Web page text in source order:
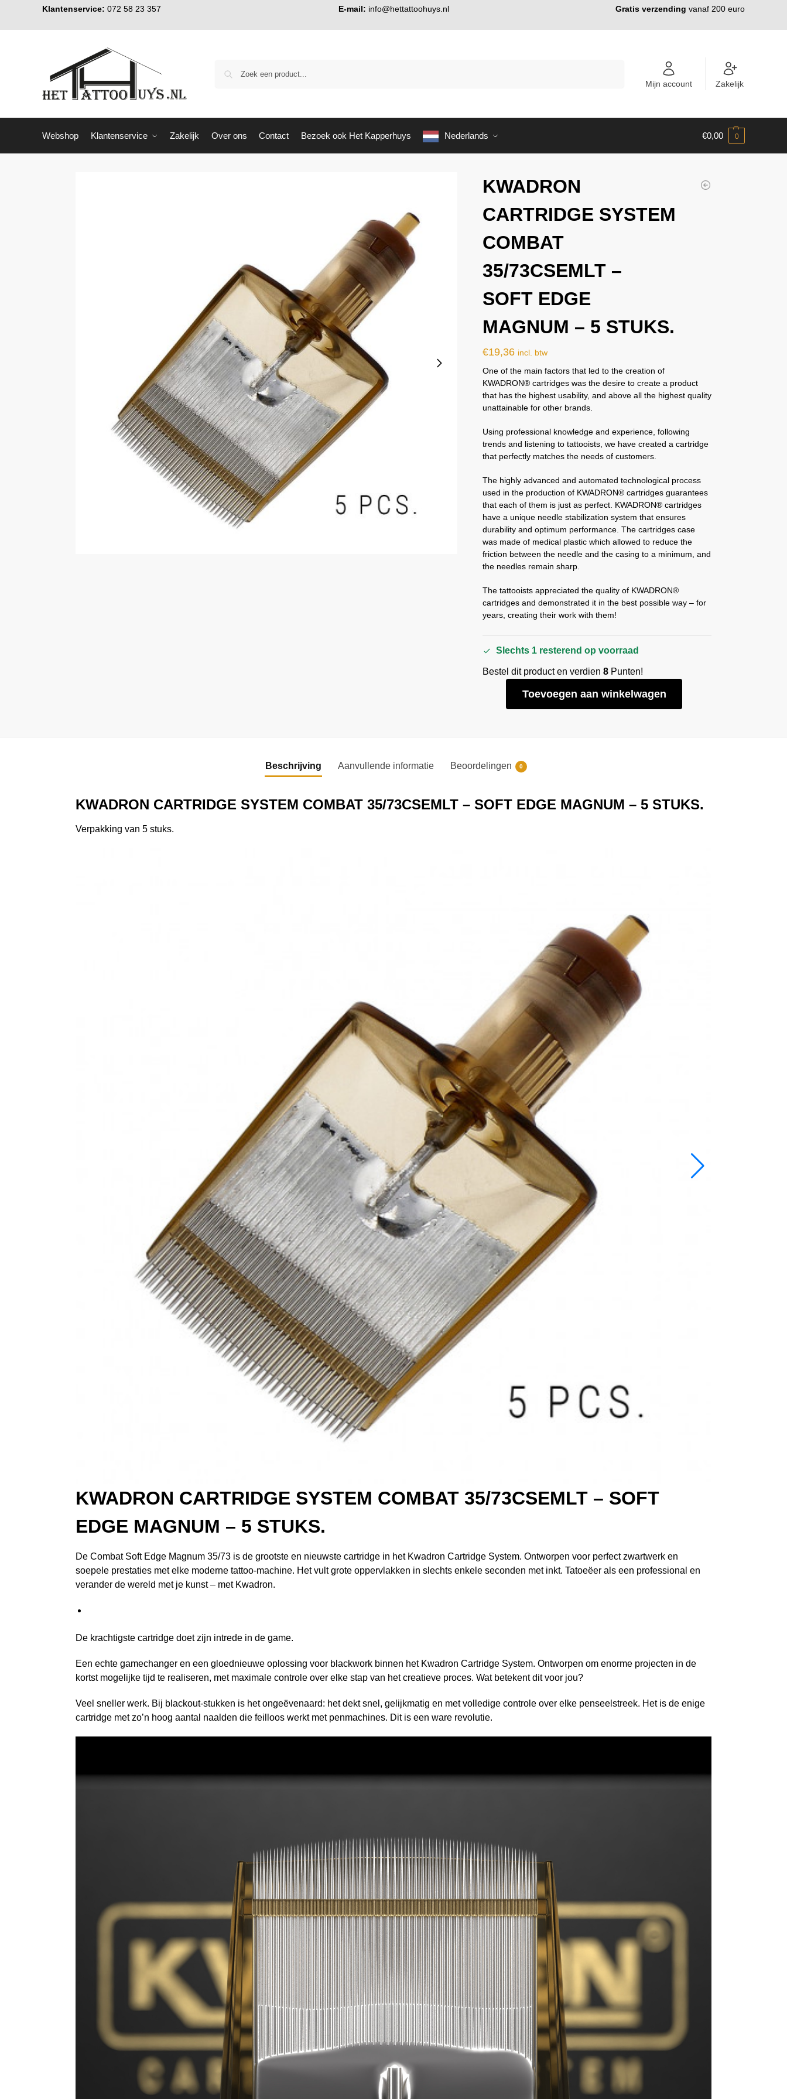
Klantenservice: 072 58 23 357 E-mail: info@hettattoohuys.nl Gratis verzending vanaf 200 euro
Mijn account Zakelijk
Webshop Klantenservice Zakelijk Over ons Contact Bezoek ook Het Kapperhuys Nederlands €0,00 0
KWADRON
CARTRIDGE SYSTEM
COMBAT
35/73CSEMLT –
SOFT EDGE
MAGNUM – ​​5 STUKS.
€19,36 incl. btw
One of the main factors that led to the creation of
KWADRON® cartridges was the desire to create a product
that has the highest usability, and above all the highest quality
unattainable for other brands.
Using professional knowledge and experience, following
trends and listening to tattooists, we have created a cartridge
that perfectly matches the needs of customers.
The highly advanced and automated technological process
used in the production of KWADRON® cartridges guarantees
that each of them is just as perfect. KWADRON® cartridges
have a unique needle stabilization system that ensures
durability and optimum performance. The cartridges case
was made of medical plastic which allowed to reduce the
friction between the needle and the casing to a minimum, and
the needles remain sharp.
The tattooists appreciated the quality of KWADRON®
cartridges and demonstrated it in the best possible way – for
years, creating their work with them!
Slechts 1 resterend op voorraad
Bestel dit product en verdien8 Punten!
Toevoegen aan winkelwagen
Beschrijving Aanvullende informatie Beoordelingen 0
KWADRON CARTRIDGE SYSTEM COMBAT 35/73CSEMLT – SOFT EDGE MAGNUM – ​​5 STUKS.
Verpakking van 5 stuks.
KWADRON CARTRIDGE SYSTEM COMBAT 35/73CSEMLT – SOFT
EDGE MAGNUM – ​​5 STUKS.
De Combat Soft Edge Magnum 35/73 is de grootste en nieuwste cartridge in het Kwadron Cartridge System. Ontworpen voor perfect zwartwerk en
soepele prestaties met elke moderne tattoo-machine. Het vult grote oppervlakken in slechts enkele seconden met inkt. Tatoeëer als een professional en
verander de wereld met je kunst – met Kwadron.
De krachtigste cartridge doet zijn intrede in de game.
Een echte gamechanger en een gloednieuwe oplossing voor blackwork binnen het Kwadron Cartridge System. Ontworpen om enorme projecten in de
kortst mogelijke tijd te realiseren, met maximale controle over elke stap van het creatieve proces. Wat betekent dit voor jou?
Veel sneller werk. Bij blackout-stukken is het ongeëvenaard: het dekt snel, gelijkmatig en met volledige controle over elke penseelstreek. Het is de enige
cartridge met zo’n hoog aantal naalden die feilloos werkt met penmachines. Dit is een ware revolutie.